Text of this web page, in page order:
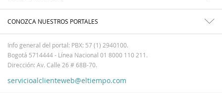
CONOZCA NUESTROS PORTALES
Info general del portal: PBX: 57 (1) 2940100.
Bogotá 5714444 - Línea Nacional 01 8000 110 211.
Dirección: Av. Calle 26 # 68B-70.
servicioalclienteweb@eltiempo.com